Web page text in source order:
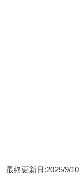
最終更新日:2025/9/10